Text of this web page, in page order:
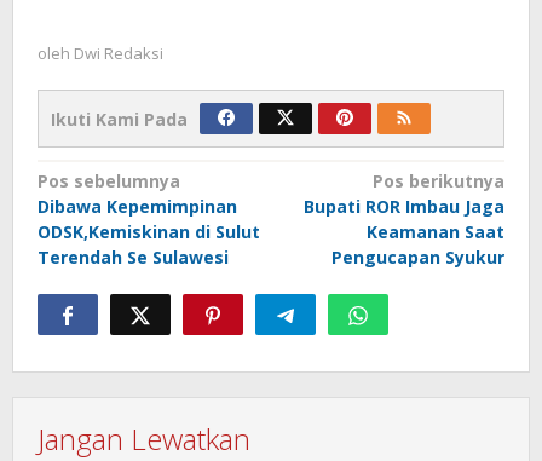
oleh Dwi Redaksi
Ikuti Kami Pada
Navigasi
pos
Pos sebelumnya
Dibawa Kepemimpinan
ODSK,Kemiskinan di Sulut
Terendah Se Sulawesi
Pos berikutnya
Bupati ROR Imbau Jaga
Keamanan Saat
Pengucapan Syukur
Jangan Lewatkan